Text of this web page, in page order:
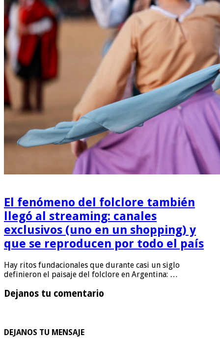
El fenómeno del folclore también
llegó al streaming: canales
exclusivos (uno en un shopping) y
que se reproducen por todo el país
Hay ritos fundacionales que durante casi un siglo
definieron el paisaje del folclore en Argentina: …
Dejanos tu comentario
DEJANOS TU MENSAJE